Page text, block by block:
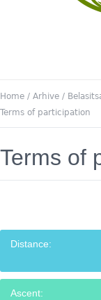
Home / Arhive /
Terms of participation
Terms of
Distance:
Ascent: